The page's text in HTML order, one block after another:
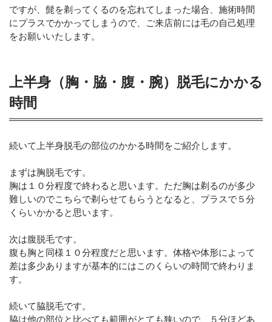
ですが、髭を剃ってくるのを忘れてしまった場合、施術時間
にプラスでかかってしまうので、ご来店前には毛の自己処理
をお願いいたします。
上半身（胸・脇・腹・腕）脱毛にかかる
時間
続いて上半身脱毛の部位のかかる時間をご紹介します。
まずは胸脱毛です。
胸は１０分程度で終わると思います。ただ胸は剃るのが多少
難しいのでこちらで剃らせてもらうとなると、プラスで５分
くらいかかると思います。
次は腹脱毛です。
腹も胸と同様１０分程度だと思います。体格や体形によって
差は多少ありますが基本的にはこのくらいの時間で終わりま
す。
続いて脇脱毛です。
脇は他の部位と比べても範囲がとても狭いので、５分ほどあ